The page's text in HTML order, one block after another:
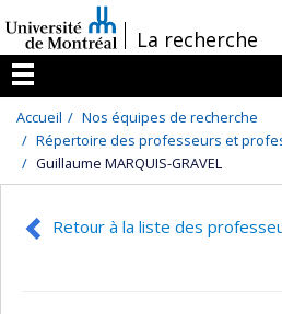
au
contenu
/La recherche
Menu
Accueil
Nos équipes de recherche
Répertoire des professeurs et
Guillaume MARQUIS-GRAVEL
Retour à la liste des